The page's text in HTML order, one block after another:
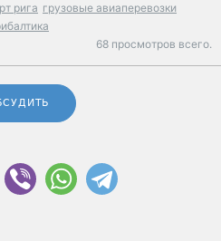
рига грузовые авиаперевозки
68 просмотров всего.